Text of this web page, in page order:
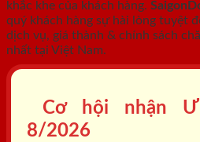
khắc khe của khách hàng.
quý khách hàng sự hài lòng tuyệt
dịch vụ, giá thành & chính sách
nhất tại Việt Nam.
Cơ hội nhận
8/2026